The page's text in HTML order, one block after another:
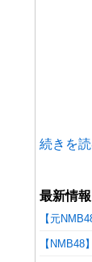
続きを
最新情報
【元
【NMB48